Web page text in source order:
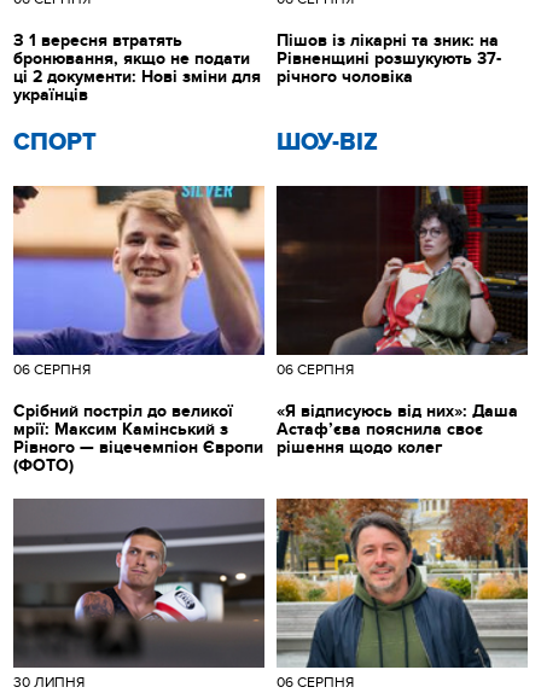
СПОРТ
06 СЕРПНЯ
Срібний постріл до великої
мрії: Максим Камінський з
Рівного — віцечемпіон Європи
(ФОТО)
ШОУ-BIZ
06 СЕРПНЯ
«Я відписуюсь від них»: Даша
Астаф’єва пояснила своє
рішення щодо колег
З 1 вересня втратять
бронювання, якщо не подати
ці 2 документи: Нові зміни для
українців
Пішов із лікарні та зник: на
Рівненщині розшукують 37-
річного чоловіка
30 ЛИПНЯ 06 СЕРПНЯ